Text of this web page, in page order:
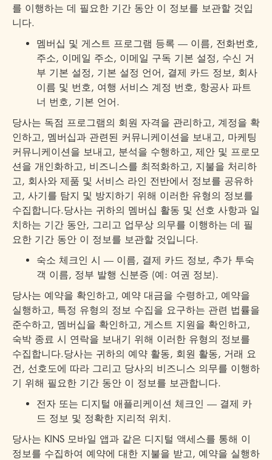
를 이행하는 데 필요한 기간 동안 이 정보를 보관할 것입
니다.
멤버십 및 게스트 프로그램 등록 — 이름, 전화번호,
주소, 이메일 주소, 이메일 구독 기본 설정, 수신 거
부 기본 설정, 기본 설정 언어, 결제 카드 정보, 회사
이름 및 번호, 여행 서비스 계정 번호, 항공사 파트
너 번호, 기본 언어.
당사는 독점 프로그램의 회원 자격을 관리하고, 계정을 확
인하고, 멤버십과 관련된 커뮤니케이션을 보내고, 마케팅
커뮤니케이션을 보내고, 분석을 수행하고, 제안 및 프로모
션을 개인화하고, 비즈니스를 최적화하고, 지불을 처리하
고, 회사와 제품 및 서비스 라인 전반에서 정보를 공유하
고, 사기를 탐지 및 방지하기 위해 이러한 유형의 정보를
수집합니다.당사는 귀하의 멤버십 활동 및 선호 사항과 일
치하는 기간 동안, 그리고 업무상 의무를 이행하는 데 필
요한 기간 동안 이 정보를 보관할 것입니다.
숙소 체크인 시 — 이름, 결제 카드 정보, 추가 투숙
객 이름, 정부 발행 신분증 (예: 여권 정보).
당사는 예약을 확인하고, 예약 대금을 수령하고, 예약을
실행하고, 특정 유형의 정보 수집을 요구하는 관련 법률을
준수하고, 멤버십을 확인하고, 게스트 지원을 확인하고,
숙박 종료 시 연락을 보내기 위해 이러한 유형의 정보를
수집합니다.당사는 귀하의 예약 활동, 회원 활동, 거래 요
건, 선호도에 따라 그리고 당사의 비즈니스 의무를 이행하
기 위해 필요한 기간 동안 이 정보를 보관합니다.
전자 또는 디지털 애플리케이션 체크인 — 결제 카
드 정보 및 정확한 지리적 위치.
당사는 KINS 모바일 앱과 같은 디지털 액세스를 통해 이
정보를 수집하여 예약에 대한 지불을 받고, 예약을 실행하